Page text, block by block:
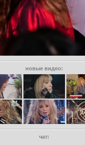
новые видео:
чат: